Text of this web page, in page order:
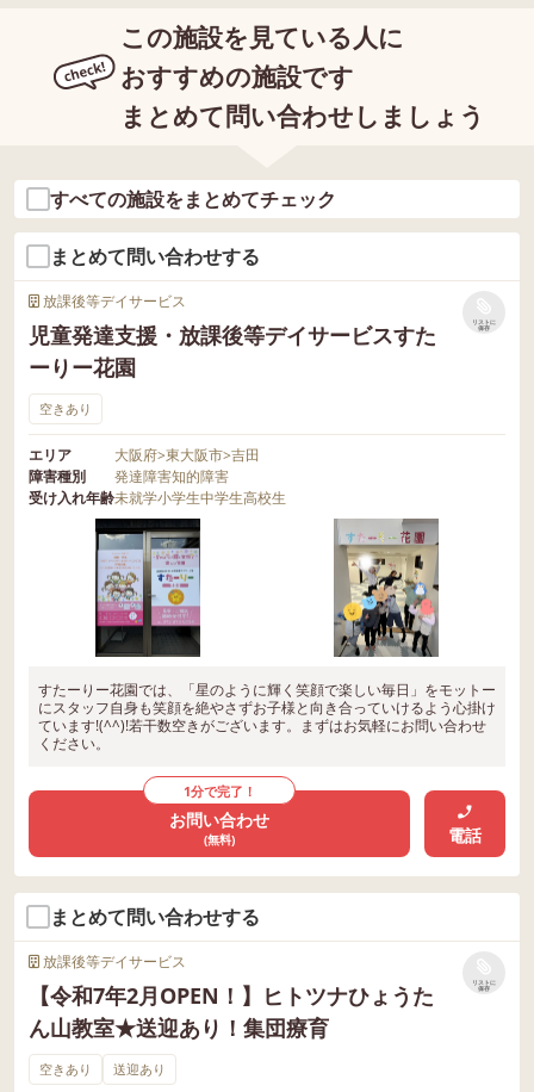
この施設を見ている人に
おすすめの施設です
まとめて問い合わせしましょう
すべての施設をまとめてチェック
まとめて問い合わせする
放課後等デイサービス
児童発達支援・放課後等デイサービスすた
ーりー花園
リストに
保存
空きあり
エリア 大阪府>東大阪市>吉田
障害種別
発達障害知的障害
受け入れ年齢未就学小学生中学生高校生
すたーりー花園では、「星のように輝く笑顔で楽しい毎日」をモットー
にスタッフ自身も笑顔を絶やさずお子様と向き合っていけるよう心掛け
ています!(^^)!若干数空きがございます。まずはお気軽にお問い合わせ
ください。
1分で完了！
お問い合わせ
(無料) 電話
まとめて問い合わせする
放課後等デイサービス
【令和7年2月OPEN！】ヒトツナひょうた
ん山教室★送迎あり！集団療育
リストに
保存
空きあり 送迎あり